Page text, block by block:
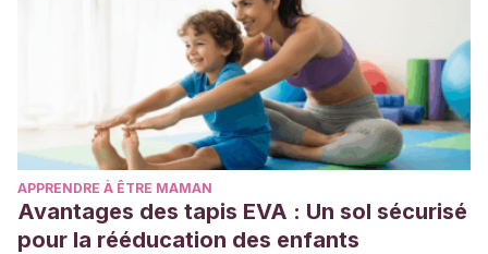
APPRENDRE À ÊTRE MAMAN
Avantages des tapis EVA : Un sol sécurisé
pour la rééducation des enfants